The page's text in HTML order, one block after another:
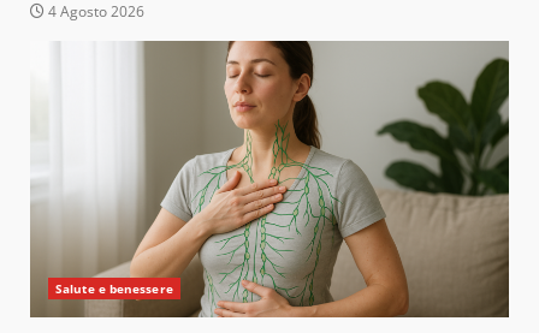
4 Agosto 2026
Salute e benessere